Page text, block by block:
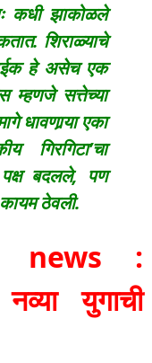
कधी झाकोळले
शिराळ्याचे
हे असेच एक
म्हणजे सत्तेच्या
धावणार्‍या एका
गिरगिटा’चा
बदलले, पण
कायम ठेवली.
news :
युगाची